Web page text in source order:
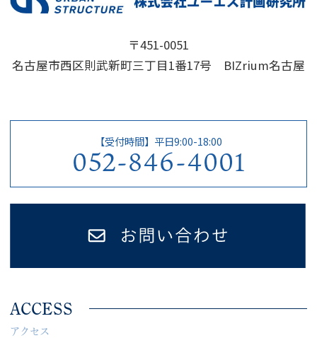
〒451-0051
名古屋市西区則武新町三丁目1番17号 BIZrium名古屋
【受付時間】平日9:00-18:00
052-846-4001
ACCESS
アクセス